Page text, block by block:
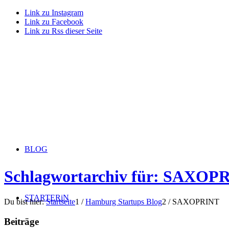
Link zu Instagram
Link zu Facebook
Link zu Rss dieser Seite
BLOG
STARTERiN
Schlagwortarchiv für:
Du bist hier: Startseite1 / Hamburg Startups Blog2 / SAXOPRINT
Beiträge